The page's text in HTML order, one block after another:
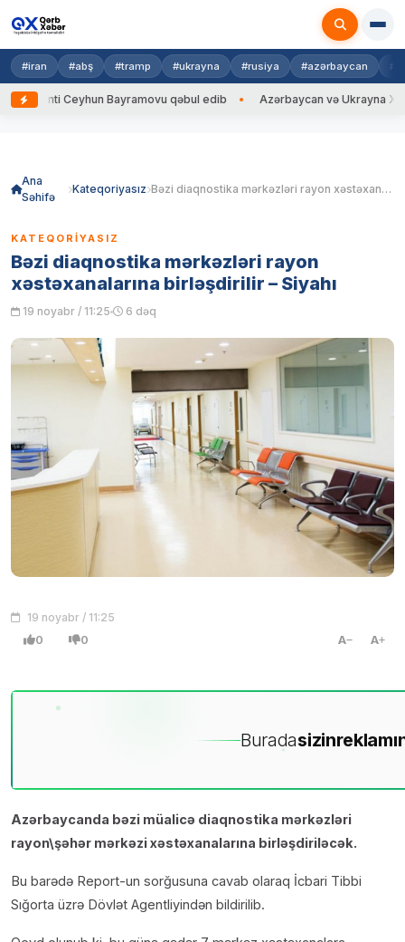
#iran #abş #tramp #ukrayna #rusiya #azərbaycan
Bayramovu qəbul edib Azərbaycan və Ukrayna XİN
Ana
Səhifə
Kateqoriyasız Bəzi diaqnostika mərkəzləri rayon xəstəxanalarına birləşdirilir – Siyahı
KATEQORIYASIZ
Bəzi diaqnostika mərkəzləri rayon
xəstəxanalarına birləşdirilir – Siyahı
19 noyabr / 11:25 6 dəq
19 noyabr / 11:25
0 0 A A
Buradasizin
Azərbaycanda bəzi müalicə diaqnostika mərkəzləri
rayon\şəhər mərkəzi xəstəxanalarına birləşdiriləcək.
Bu barədə Report-un sorğusuna cavab olaraq İcbari Tibbi
Sığorta üzrə Dövlət Agentliyindən bildirilib.